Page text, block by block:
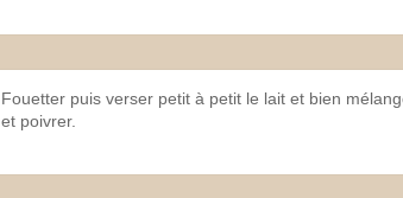
Fouetter puis verser petit à petit le lait et bien
et poivrer.